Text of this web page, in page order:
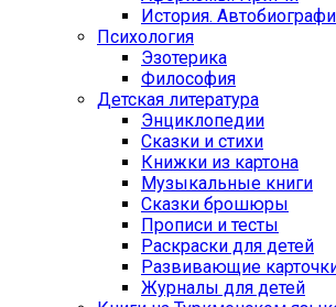
История.
Психология
Эзотерика
Философия
Детская литература
Энциклопедии
Сказки и стихи
Книжки из картона
Музыкальные книги
Сказки брошюры
Прописи и тесты
Раскраски для детей
Развивающие
Журналы для детей